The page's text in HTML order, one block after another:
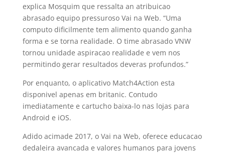
explica Mosquim que ressalta an atribuicao
abrasado equipo pressuroso Vai na Web. “Uma
computo dificilmente tem alimento quando ganha
forma e se torna realidade. O time abrasado VNW
tornou unidade aspiracao realidade e vem nos
permitindo gerar resultados deveras profundos.”
Por enquanto, o aplicativo Match4Action esta
disponivel apenas em britanic. Contudo
imediatamente e cartucho baixa-lo nas lojas para
Android e iOS.
Adido acimade 2017, o Vai na Web, oferece educacao
dedaleira avancada e valores humanos para jovens